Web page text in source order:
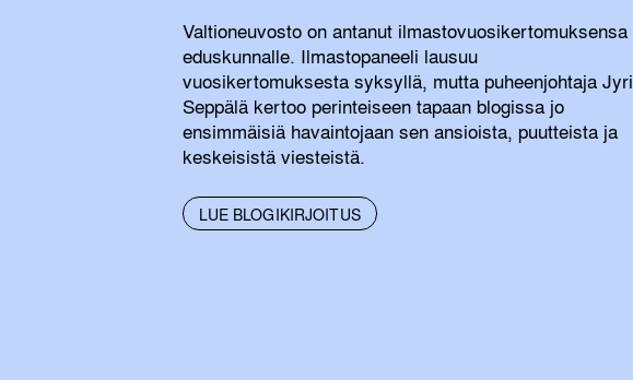
Valtioneuvosto on antanut ilmastovuosikertomuksensa
eduskunnalle. Ilmastopaneeli lausuu
vuosikertomuksesta syksyllä, mutta puheenjohtaja Jyri
Seppälä kertoo perinteiseen tapaan blogissa jo
ensimmäisiä havaintojaan sen ansioista, puutteista ja
keskeisistä viesteistä.
LUE BLOGIKIRJOITUSL
U